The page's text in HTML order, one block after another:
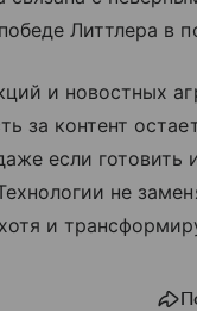
Литтлера в
и новостных
за контент
если готовить
не
и